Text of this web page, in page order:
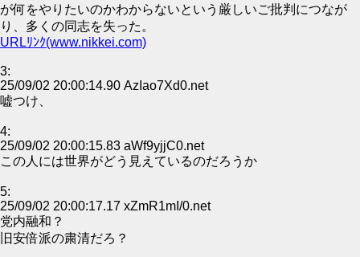
が何をやりたいのかわからないという厳しいご批判につなが
り、多くの同志を失った。
URLﾘﾝｸ(www.nikkei.com)
3:
25/09/02 20:00:14.90 AzIao7Xd0.net
嘘つけ、
4:
25/09/02 20:00:15.83 aWf9yjjC0.net
この人には世界がどう見えているのだろうか
5:
25/09/02 20:00:17.17 xZmR1mI/0.net
党内融和？
旧安倍派の粛清だろ？